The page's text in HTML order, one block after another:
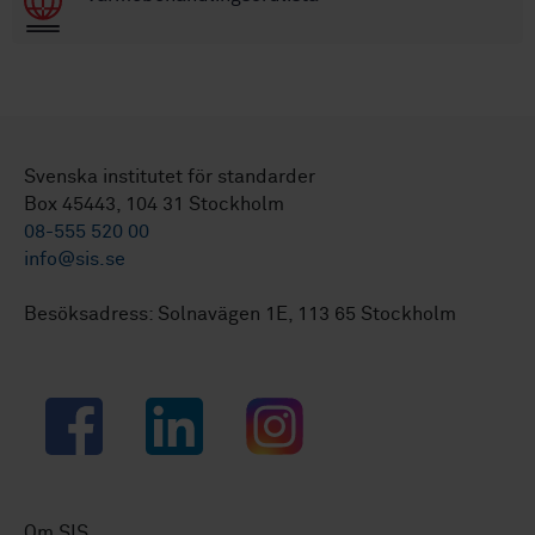
Svenska institutet för standarder
Box 45443, 104 31 Stockholm
08-555 520 00
info@sis.se
Besöksadress: Solnavägen 1E, 113 65 Stockholm
Facebook LinkedIn Instagram